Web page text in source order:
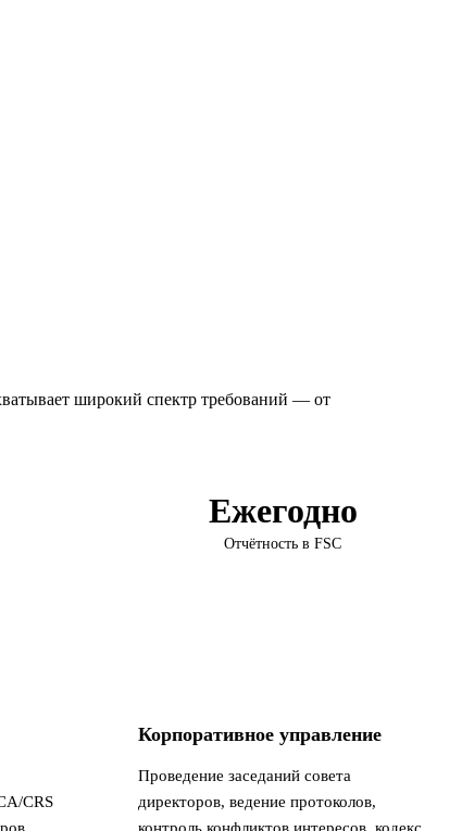
широкий спектр требований — от
Ежегодно
Отчётность в FSC
CRS
Корпоративное управление
Проведение заседаний совета
директоров, ведение протоколов,
контроль конфликтов интересов, кодекс